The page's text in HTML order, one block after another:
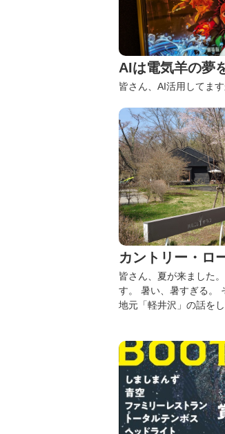
AIは電気羊の夢
皆さん、AI活用してます
カントリー・ロ
皆さん、夏が来ました。
す。 暑い、暑すぎる。
地元「軽井沢」の話をし